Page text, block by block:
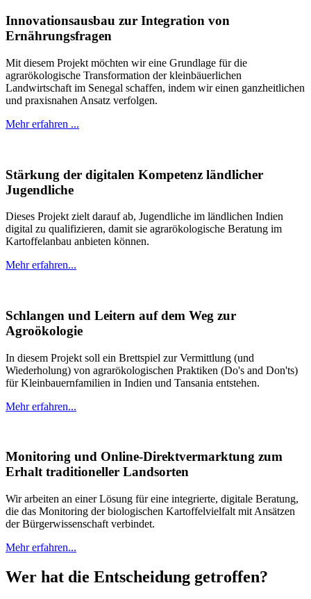
Innovationsausbau zur Integration von
Ernährungsfragen
Mit diesem Projekt möchten wir eine Grundlage für die
agrarökologische Transformation der kleinbäuerlichen
Landwirtschaft im Senegal schaffen, indem wir einen ganzheitlichen
und praxisnahen Ansatz verfolgen.
Mehr erfahren ...
Stärkung der digitalen Kompetenz ländlicher
Jugendliche
Dieses Projekt zielt darauf ab, Jugendliche im ländlichen Indien
digital zu qualifizieren, damit sie agrarökologische Beratung im
Kartoffelanbau anbieten können.
Mehr erfahren...
Schlangen und Leitern auf dem Weg zur
Agroökologie
In diesem Projekt soll ein Brettspiel zur Vermittlung (und
Wiederholung) von agrarökologischen Praktiken (Do's and Don'ts)
für Kleinbauernfamilien in Indien und Tansania entstehen.
Mehr erfahren...
Monitoring und Online-Direktvermarktung zum
Erhalt traditioneller Landsorten
Wir arbeiten an einer Lösung für eine integrierte, digitale Beratung,
die das Monitoring der biologischen Kartoffelvielfalt mit Ansätzen
der Bürgerwissenschaft verbindet.
Mehr erfahren...
Wer hat die Entscheidung getroffen?